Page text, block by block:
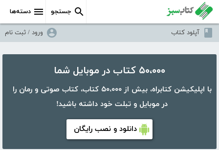
دسته‌ها جستجو
آپلود کتاب ورود / ثبت نام
۵۰،۰۰۰ کتاب در موبایل شما
با اپلیکیشن کتابراه، بیش از ۵۰،۰۰۰ کتاب، کتاب صوتی و رمان را
در موبایل و تبلت خود داشته باشید!
دانلود و نصب رایگان